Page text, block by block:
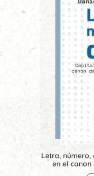
Letra,
en el